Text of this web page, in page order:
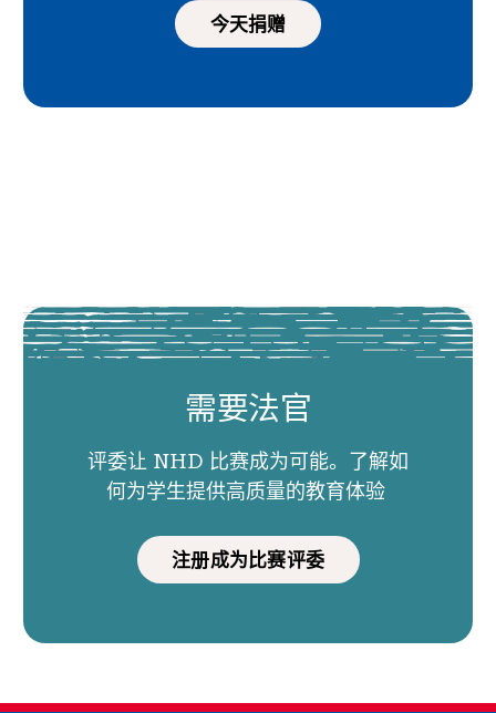
今天捐赠
需要法官
评委让 NHD 比赛成为可能。了解如
何为学生提供高质量的教育体验
注册成为比赛评委